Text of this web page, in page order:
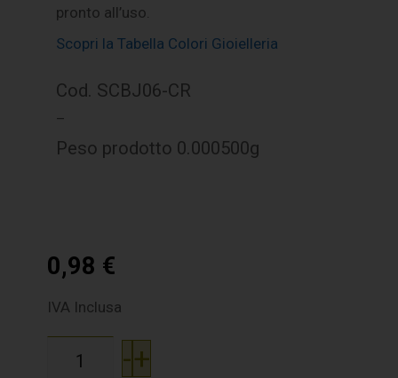
pronto all’uso.
Scopri la Tabella Colori Gioielleria
Cod. SCBJ06-CR
–
Peso prodotto 0.000500g
0,98 €
IVA Inclusa
-+